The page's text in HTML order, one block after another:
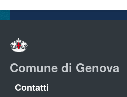
Comune di Genova
Contatti